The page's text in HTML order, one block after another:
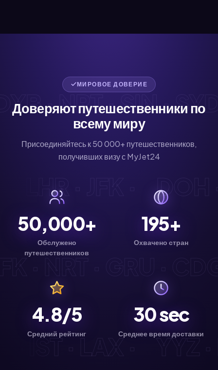
· NRT · SIN · SYD
· LHR · JFK ·
NRT · GRU ·
· IST · LAX ·
МИРОВОЕ ДОВЕРИЕ
Доверяют путешественники по
всему миру
Присоединяйтесь к 50 000+ путешественников,
получивших визу с MyJet24
50,000+
Обслужено
путешественников
195+
Охвачено стран
4.8/5
Средний рейтинг
30sec
Среднее время доставки